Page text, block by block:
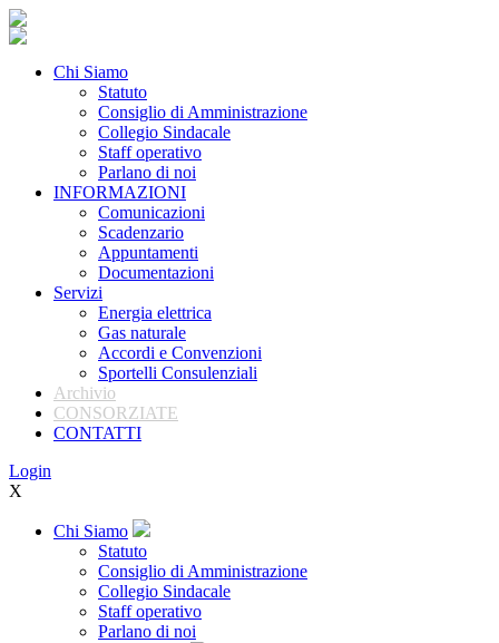
Chi Siamo
Statuto
Consiglio di Amministrazione
Collegio Sindacale
Staff operativo
Parlano di noi
INFORMAZIONI
Comunicazioni
Scadenzario
Appuntamenti
Documentazioni
Servizi
Energia elettrica
Gas naturale
Accordi e Convenzioni
Sportelli Consulenziali
Archivio
CONSORZIATE
CONTATTI
Login
X
Chi Siamo
Statuto
Consiglio di Amministrazione
Collegio Sindacale
Staff operativo
Parlano di noi